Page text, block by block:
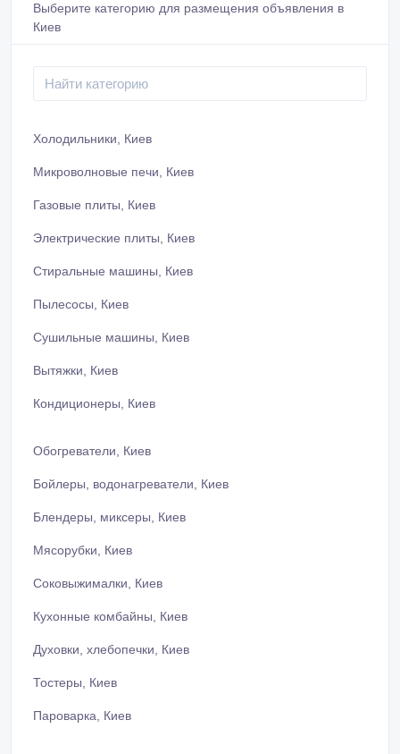
Выберите категорию для размещения объявления в
Киев
Холодильники, Киев
Микроволновые печи, Киев
Газовые плиты, Киев
Электрические плиты, Киев
Стиральные машины, Киев
Пылесосы, Киев
Сушильные машины, Киев
Вытяжки, Киев
Кондиционеры, Киев
Обогреватели, Киев
Бойлеры, водонагреватели, Киев
Блендеры, миксеры, Киев
Мясорубки, Киев
Соковыжималки, Киев
Кухонные комбайны, Киев
Духовки, хлебопечки, Киев
Тостеры, Киев
Пароварка, Киев